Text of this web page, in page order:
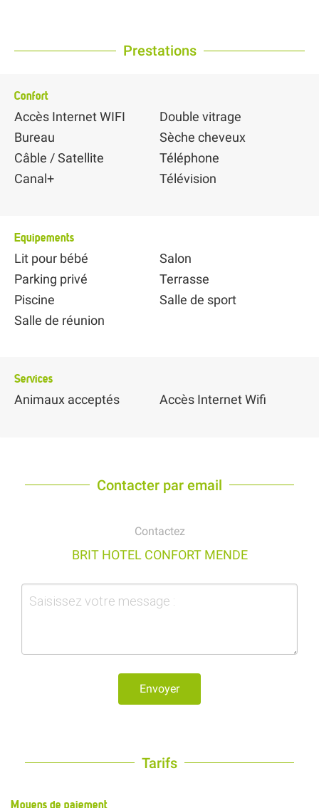
Prestations
Confort
Accès Internet WIFI
Bureau
Câble / Satellite
Canal+
Double vitrage
Sèche cheveux
Téléphone
Télévision
Equipements
Lit pour bébé
Parking privé
Piscine
Salle de réunion
Salon
Terrasse
Salle de sport
Services
Animaux acceptés Accès Internet Wifi
Contacter par email
Contactez
BRIT HOTEL CONFORT MENDE
Envoyer
Tarifs
Moyens de paiement